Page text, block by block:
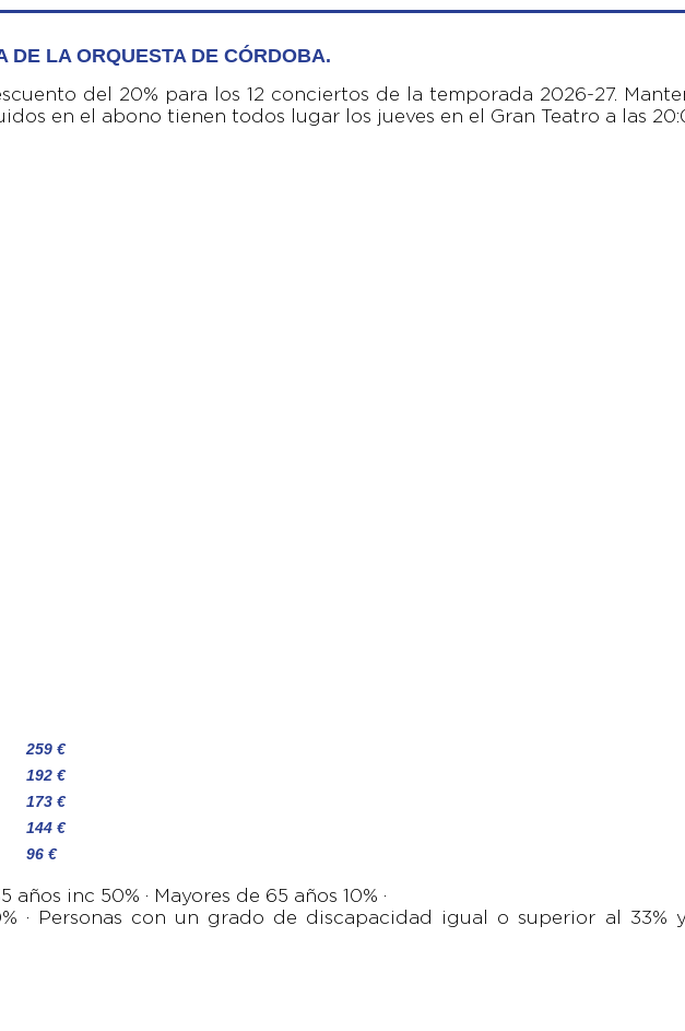
DE LA ORQUESTA DE CÓRDOBA.
del 20% para los 12 conciertos de la temporada 2026-27.
en el abono tienen todos lugar los jueves en el Gran Teatro a las
259 €
192 €
173 €
144 €
96 €
inc 50% · Mayores de 65 años 10% ·
· Personas con un grado de discapacidad igual o superior al 33%